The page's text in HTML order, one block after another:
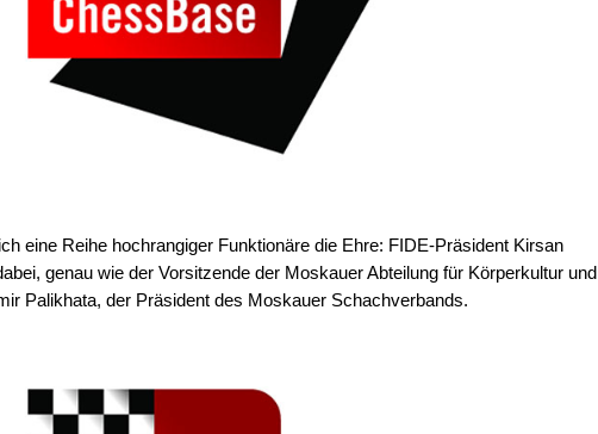
eine Reihe hochrangiger Funktionäre die Ehre: FIDE-Präsident Kirsan
genau wie der Vorsitzende der Moskauer Abteilung für Körperkultur und
Palikhata, der Präsident des Moskauer Schachverbands.